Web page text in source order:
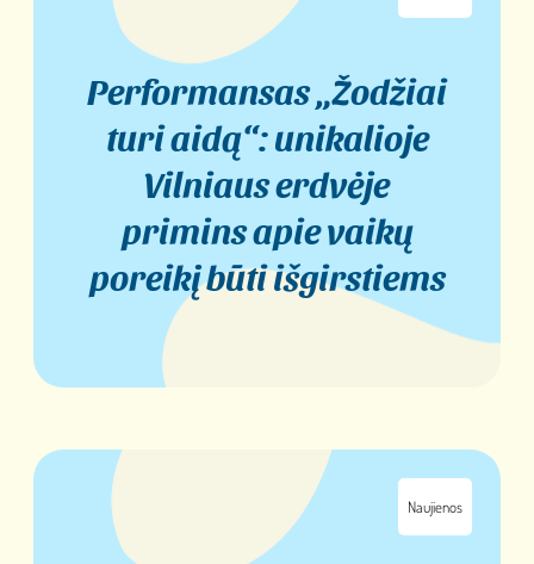
Performansas „Žodžiai
turi aidą“: unikalioje
Vilniaus erdvėje
primins apie vaikų
poreikį būti išgirstiems
Naujienos